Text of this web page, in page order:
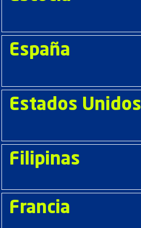
España
Estados Unidos
Filipinas
Francia